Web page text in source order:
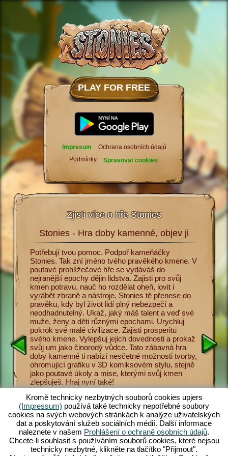
PLAY FOR FREE
Impresum
Ochrana osobních údajů
Podmínky
Spravovat cookies
Zjisti více o hře Stonies
je
doby
ženy
ze
Stonies - Hra doby kamenné, objev ji
Potřebují tvou pomoc. Podpoř kameňáčky
Stonies. Tak zní jméno tvého pravěkého kmene. V
poutavé prohlížečové hře se vydáváš do
nejranější epochy dějin lidstva. Zajisti pro svůj
kmen potravu, nauč ho rozdělat oheň, lovit i
vyrábět zbraně a nástroje. Stonies tě přenese do
pravěku, kdy byl život lidí plný nebezpečí a
neodhadnutelný. Ukaž, jaký máš talent a veď své
muže, ženy a děti různými epochami. Urychluj
pokrok své malé civilizace. Zajisti prosperitu
svého kmene. Vylepšuj jejich dovednosti a prokaž
svůj um jako činorodý vůdce. Tato zábavná hra
doby kamenné ti nabízí nesčetné možnosti tvorby,
ohromující grafiku v 3D komiksovém stylu, stejně
jako poutavé úkoly a mise, kterými svůj kmen
zlepšuješ. Hraj nyní také!
doby
Učíš
pro
Game
hra.
Kromě technicky nezbytných souborů cookies upjers
(Impressum) používá také technicky nepotřebné soubory
cookies na svých webových stránkách k analýze uživatelských
dat a poskytování služeb sociálních médií. Další informace
naleznete v našem Prohlášení o ochraně osobních údajů.
Chcete-li souhlasit s používáním souborů cookies, které nejsou
technicky nezbytné, klikněte na tlačítko "Přijmout".